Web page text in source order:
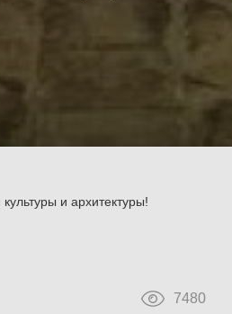
и архитектуры!
7480